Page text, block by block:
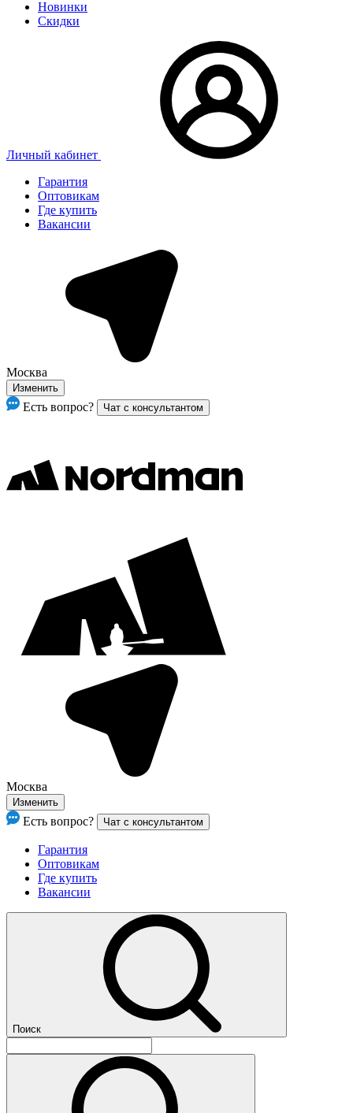
Новинки
Скидки
Личный кабинет
Гарантия
Оптовикам
Где купить
Вакансии
Москва
Изменить
Есть вопрос? Чат с консультантом
Москва
Изменить
Есть вопрос? Чат с консультантом
Гарантия
Оптовикам
Где купить
Вакансии
Поиск